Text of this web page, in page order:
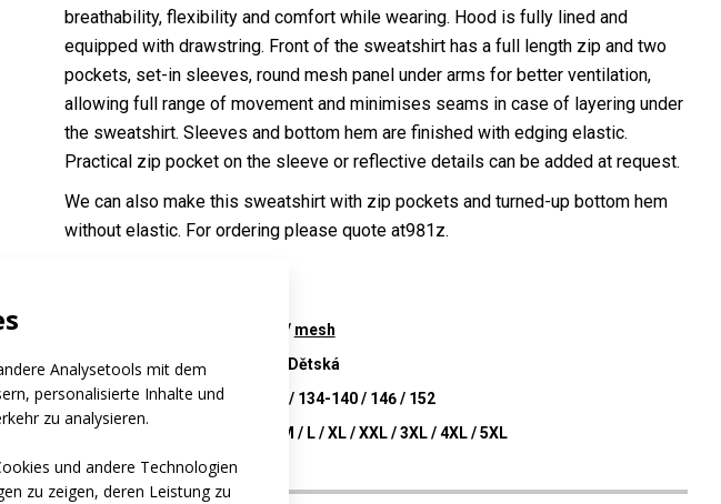
Analysetools mit dem
personalisierte Inhalte und
zu analysieren.
und andere Technologien
zu zeigen, deren Leistung zu
breathability, flexibility and comfort while wearing. Hood is fully lined and
equipped with drawstring. Front of the sweatshirt has a full length zip and two
pockets, set-in sleeves, round mesh panel under arms for better ventilation,
allowing full range of movement and minimises seams in case of layering under
the sweatshirt. Sleeves and bottom hem are finished with edging elastic.
Practical zip pocket on the sleeve or reflective details can be added at request.
We can also make this sweatshirt with zip pockets and turned-up bottom hem
without elastic. For ordering please quote at981z.
/ mesh
Varianten:
Unisex / Dětská
Kindergrößen:
122-128 / 134-140 / 146 / 152
Erwachsenengrößen:
XS / S / M / L / XL / XXL / 3XL / 4XL / 5XL